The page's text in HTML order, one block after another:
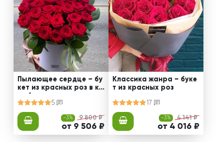
Пылающее сердце – бу
кет из красных роз в ко
робке
5
-3% 9 800 ₽
от 9 506 ₽
Классика жанра – буке
т из красных роз
17
-3% 4 141 ₽
от 4 016 ₽